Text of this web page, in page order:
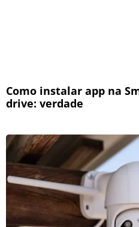
Como instalar app na
drive: verdade